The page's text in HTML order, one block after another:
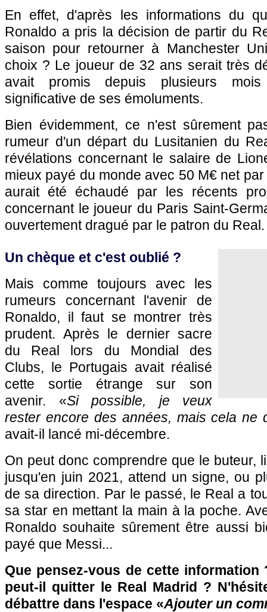
En effet, d'après les informations du
Ronaldo a pris la décision de partir du
saison pour retourner à Manchester
choix ? Le joueur de 32 ans serait très
avait promis depuis plusieurs mois
significative de ses émoluments.
Bien évidemment, ce n'est sûrement
rumeur d'un départ du Lusitanien du
révélations concernant le salaire de
mieux payé du monde avec 50 M€ net
aurait été échaudé par les récents
concernant le joueur du Paris Saint-
ouvertement dragué par le patron du Real.
Un chèque et c'est oublié ?
Mais comme toujours avec les
rumeurs concernant l'avenir de
Ronaldo, il faut se montrer très
prudent. Après le dernier sacre
du Real lors du Mondial des
Clubs, le Portugais avait réalisé
cette sortie étrange sur son
avenir. «Si possible, je veux
rester encore des années, mais cela ne
avait-il lancé mi-décembre.
On peut donc comprendre que le buteur,
jusqu'en juin 2021, attend un signe, ou
de sa direction. Par le passé, le Real a
sa star en mettant la main à la poche.
Ronaldo souhaite sûrement être aussi
payé que Messi...
Que pensez-vous de cette information
peut-il quitter le Real Madrid ?
débattre dans l'espace «Ajouter un